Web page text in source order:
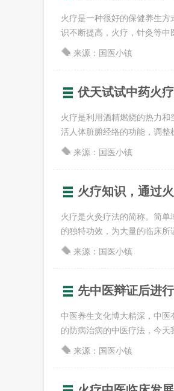
火疗是一种很好的保健养生
识不断提高，火疗，针灸等中
来源：国医小镇
伏天试试中药火
火疗是利用酒精燃烧的热力
活人体脏腑经络的功能，调整
来源：国医小镇
火疗知识，通过
火疗是火灸疗法的简称。简
的独特功效，为大量的临床所
来源：国医小镇
先中医辩证后进
中医养生文化博大精深，中
的防病治病的中医疗法，今天
来源：国医小镇